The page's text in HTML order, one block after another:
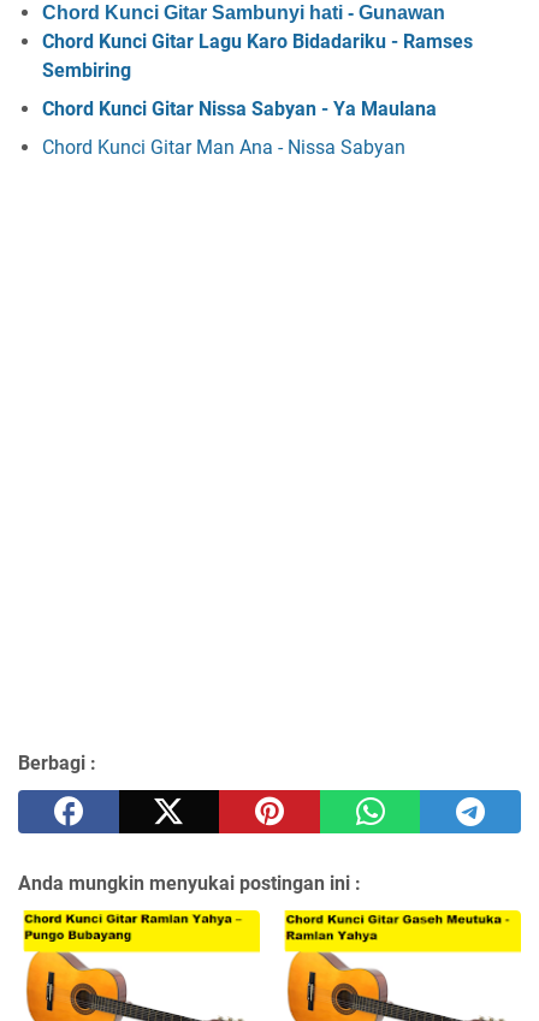
Chord Kunci Gitar Sambunyi hati - Gunawan
Chord Kunci Gitar Lagu Karo Bidadariku - Ramses
Sembiring
Chord Kunci Gitar Nissa Sabyan - Ya Maulana
Chord Kunci Gitar Man Ana - Nissa Sabyan
Berbagi :
Anda mungkin menyukai postingan ini :